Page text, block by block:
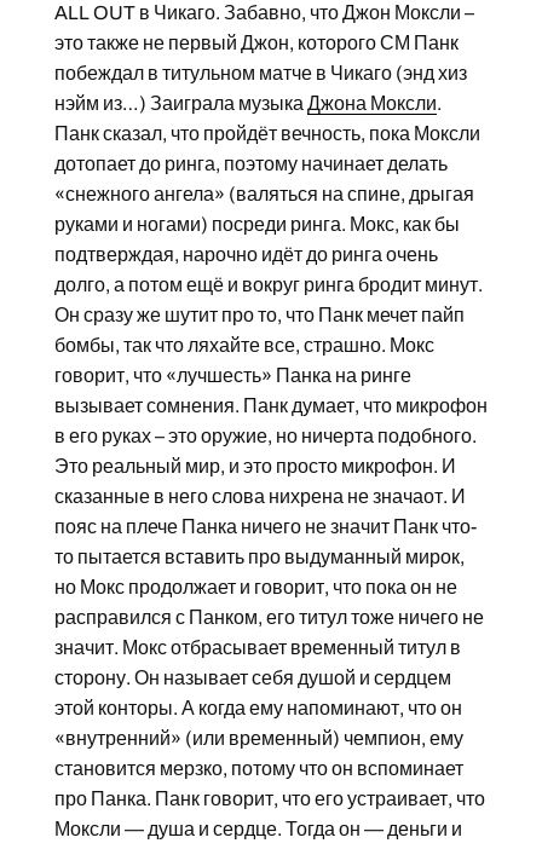
ALL OUT в Чикаго. Забавно, что Джон Моксли –
это также не первый Джон, которого СМ Панк
побеждал в титульном матче в Чикаго (энд хиз
нэйм из…) Заиграла музыка Джона Моксли.
Панк сказал, что пройдёт вечность, пока Моксли
дотопает до ринга, поэтому начинает делать
«снежного ангела» (валяться на спине, дрыгая
руками и ногами) посреди ринга. Мокс, как бы
подтверждая, нарочно идёт до ринга очень
долго, а потом ещё и вокруг ринга бродит минут.
Он сразу же шутит про то, что Панк мечет пайп
бомбы, так что ляхайте все, страшно. Мокс
говорит, что «лучшесть» Панка на ринге
вызывает сомнения. Панк думает, что микрофон
в его руках – это оружие, но ничерта подобного.
Это реальный мир, и это просто микрофон. И
сказанные в него слова нихрена не значаот. И
пояс на плече Панка ничего не значит Панк что-
то пытается вставить про выдуманный мирок,
но Мокс продолжает и говорит, что пока он не
расправился с Панком, его титул тоже ничего не
значит. Мокс отбрасывает временный титул в
сторону. Он называет себя душой и сердцем
этой конторы. А когда ему напоминают, что он
«внутренний» (или временный) чемпион, ему
становится мерзко, потому что он вспоминает
про Панка. Панк говорит, что его устраивает, что
Моксли — душа и сердце. Тогда он — деньги и